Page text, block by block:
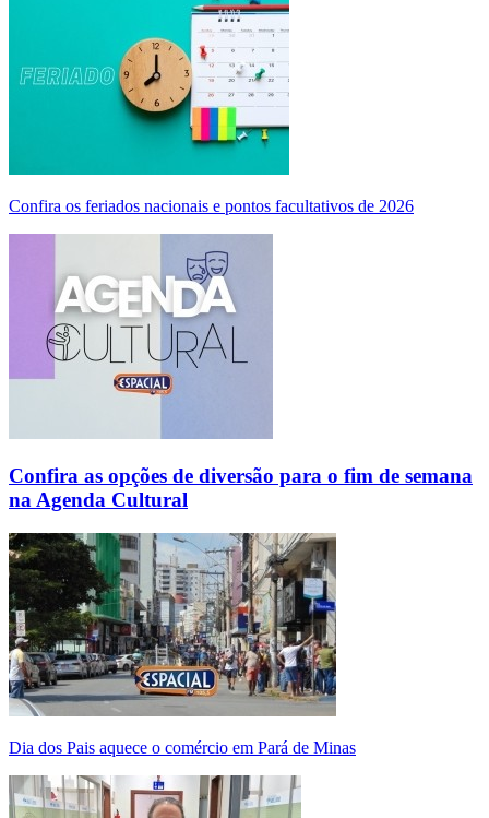
Confira os feriados nacionais e pontos facultativos de 2026
Confira as opções de diversão para o fim de semana
na Agenda Cultural
Dia dos Pais aquece o comércio em Pará de Minas